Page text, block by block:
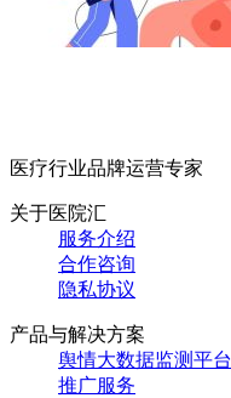
医疗行业品牌运营专家
关于医院汇
服务介绍
合作咨询
隐私协议
产品与解决方案
舆情大数据监测平台
推广服务